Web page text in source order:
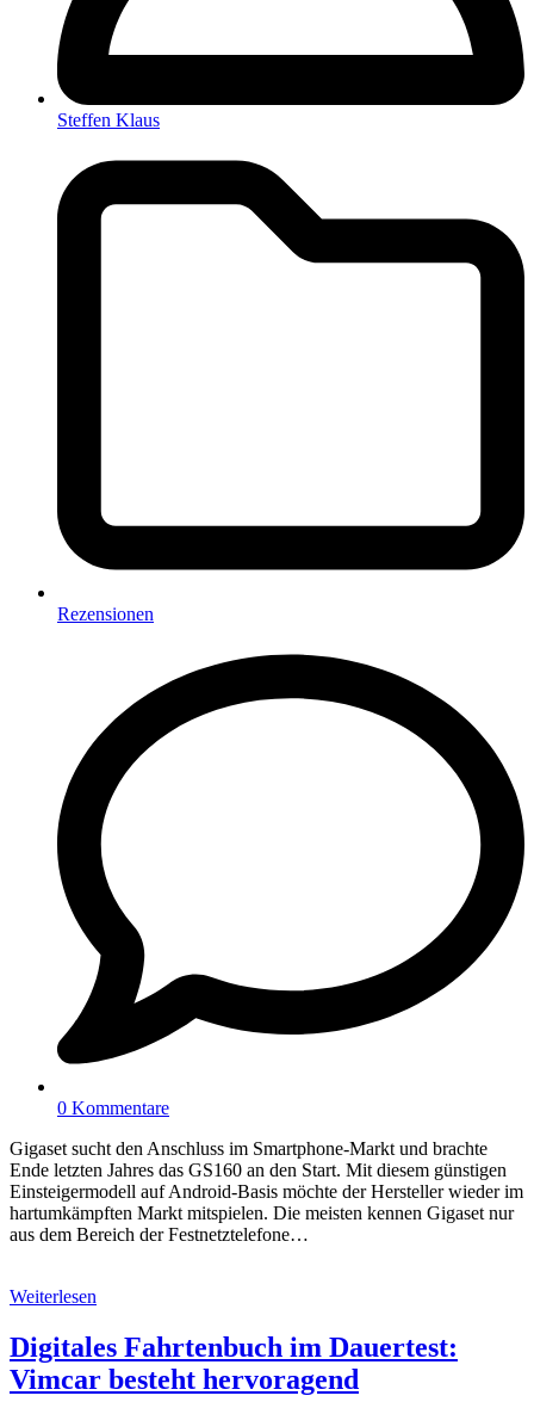
Steffen Klaus
Rezensionen
0 Kommentare
Gigaset sucht den Anschluss im Smartphone-Markt und brachte
Ende letzten Jahres das GS160 an den Start. Mit diesem günstigen
Einsteigermodell auf Android-Basis möchte der Hersteller wieder im
hartumkämpften Markt mitspielen. Die meisten kennen Gigaset nur
aus dem Bereich der Festnetztelefone…
Weiterlesen
Digitales Fahrtenbuch im Dauertest:
Vimcar besteht hervoragend